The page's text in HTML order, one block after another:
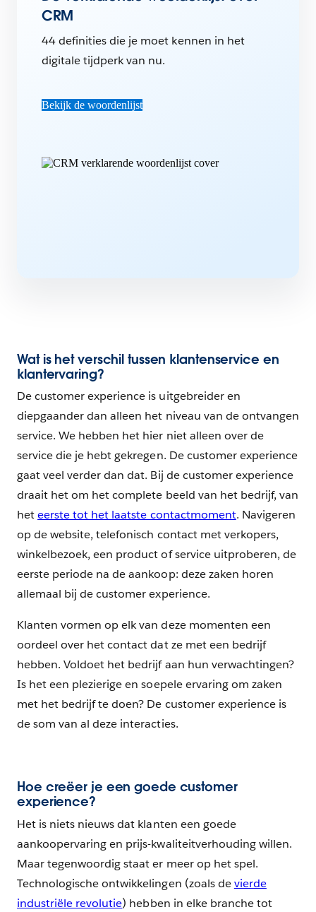
CRM
44 definities die je moet kennen in het
digitale tijdperk van nu.
Bekijk de woordenlijst
Wat is het verschil tussen klantenservice en
klantervaring?
De customer experience is uitgebreider en
diepgaander dan alleen het niveau van de ontvangen
service. We hebben het hier niet alleen over de
service die je hebt gekregen. De customer experience
gaat veel verder dan dat. Bij de customer experience
draait het om het complete beeld van het bedrijf, van
heteerste tot het laatste contactmoment. Navigeren
op de website, telefonisch contact met verkopers,
winkelbezoek, een product of service uitproberen, de
eerste periode na de aankoop: deze zaken horen
allemaal bij de customer experience.
Klanten vormen op elk van deze momenten een
oordeel over het contact dat ze met een bedrijf
hebben. Voldoet het bedrijf aan hun verwachtingen?
Is het een plezierige en soepele ervaring om zaken
met het bedrijf te doen? De customer experience is
de som van al deze interacties.
Hoe creëer je een goede customer
experience?
Het is niets nieuws dat klanten een goede
aankoopervaring en prijs-kwaliteitverhouding willen.
Maar tegenwoordig staat er meer op het spel.
Technologische ontwikkelingen (zoals devierde
industriële revolutie) hebben in elke branche tot